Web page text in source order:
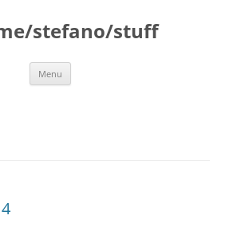
stefano/stuff
Menu